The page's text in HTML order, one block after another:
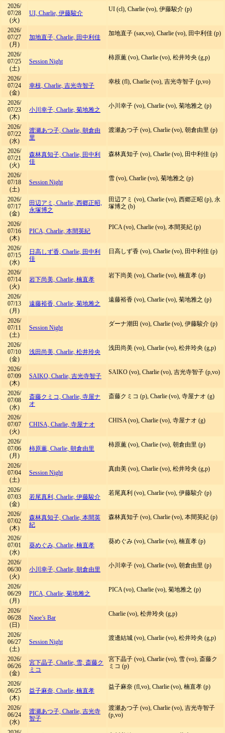
2026/
07/28
(火)
UI, Charlie, 伊藤駿介
UI (cl), Charlie (vo), 伊藤駿介 (p)
2026/
07/27
(月)
加地直子, Charlie, 田中利佳
加地直子 (sax,vo), Charlie (vo), 田中利佳 (p)
2026/
07/25
(土)
Session Night
柿原薫 (vo), Charlie (vo), 松井玲央 (g,p)
2026/
07/24
(金)
幸枝, Charlie, 吉光寺智子
幸枝 (fl), Charlie (vo), 吉光寺智子 (p,vo)
2026/
07/23
(木)
小川幸子, Charlie, 菊地雅之
小川幸子 (vo), Charlie (vo), 菊地雅之 (p)
2026/
07/22
(水)
渡瀬あつ子, Charlie, 朝倉由
里
渡瀬あつ子 (vo), Charlie (vo), 朝倉由里 (p)
2026/
07/21
(火)
森林真知子, Charlie, 田中利
佳
森林真知子 (vo), Charlie (vo), 田中利佳 (p)
2026/
07/18
(土)
Session Night
雪 (vo), Charlie (vo), 菊地雅之 (p)
2026/
07/17
(金)
田辺アミ, Charlie, 西郷正昭,
永塚博之
田辺アミ (vo), Charlie (vo), 西郷正昭 (p), 永
塚博之 (b)
2026/
07/16
(木)
PICA, Charlie, 本間英紀
PICA (vo), Charlie (vo), 本間英紀 (p)
2026/
07/15
(水)
日高しず香, Charlie, 田中利
佳
日高しず香 (vo), Charlie (vo), 田中利佳 (p)
2026/
07/14
(火)
岩下尚美, Charlie, 楠直孝
岩下尚美 (vo), Charlie (vo), 楠直孝 (p)
2026/
07/13
(月)
遠藤裕香, Charlie, 菊地雅之
遠藤裕香 (vo), Charlie (vo), 菊地雅之 (p)
2026/
07/11
(土)
Session Night
ダーナ潮田 (vo), Charlie (vo), 伊藤駿介 (p)
2026/
07/10
(金)
浅田尚美, Charlie, 松井玲央
浅田尚美 (vo), Charlie (vo), 松井玲央 (g,p)
2026/
07/09
(木)
SAIKO, Charlie, 吉光寺智子
SAIKO (vo), Charlie (vo), 吉光寺智子 (p,vo)
2026/
07/08
(水)
斎藤クミコ, Charlie, 寺屋ナ
オ
斎藤クミコ (p), Charlie (vo), 寺屋ナオ (g)
2026/
07/07
(火)
CHISA, Charlie, 寺屋ナオ
CHISA (vo), Charlie (vo), 寺屋ナオ (g)
2026/
07/06
(月)
柿原薫, Charlie, 朝倉由里
柿原薫 (vo), Charlie (vo), 朝倉由里 (p)
2026/
07/04
(土)
Session Night
真由美 (vo), Charlie (vo), 松井玲央 (g,p)
2026/
07/03
(金)
若尾真利, Charlie, 伊藤駿介
若尾真利 (vo), Charlie (vo), 伊藤駿介 (p)
2026/
07/02
(木)
森林真知子, Charlie, 本間英
紀
森林真知子 (vo), Charlie (vo), 本間英紀 (p)
2026/
07/01
(水)
葵めぐみ, Charlie, 楠直孝
葵めぐみ (vo), Charlie (vo), 楠直孝 (p)
2026/
06/30
(火)
小川幸子, Charlie, 朝倉由里
小川幸子 (vo), Charlie (vo), 朝倉由里 (p)
2026/
06/29
(月)
PICA, Charlie, 菊地雅之
PICA (vo), Charlie (vo), 菊地雅之 (p)
2026/
06/28
(日)
Naoe’s Bar
Charlie (vo), 松井玲央 (g,p)
2026/
06/27
(土)
Session Night
渡邊結城 (vo), Charlie (vo), 松井玲央 (g,p)
2026/
06/26
(金)
宮下晶子, Charlie, 雪, 斎藤ク
ミコ
宮下晶子 (vo), Charlie (vo), 雪 (vo), 斎藤ク
ミコ (p)
2026/
06/25
(木)
益子麻奈, Charlie, 楠直孝
益子麻奈 (fl,vo), Charlie (vo), 楠直孝 (p)
2026/
06/24
(水)
渡瀬あつ子, Charlie, 吉光寺
智子
渡瀬あつ子 (vo), Charlie (vo), 吉光寺智子
(p,vo)